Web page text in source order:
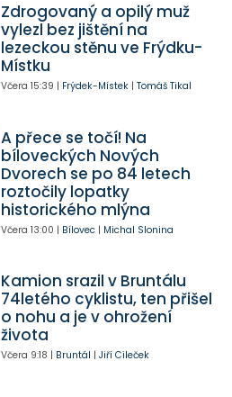
Zdrogovaný a opilý muž
vylezl bez jištění na
lezeckou stěnu ve Frýdku-
Místku
Včera 15:39 | Frýdek-Místek| Tomáš Tikal
A přece se točí! Na
bíloveckých Nových
Dvorech se po 84 letech
roztočily lopatky
historického mlýna
Včera 13:00 | Bílovec| Michal Slonina
Kamion srazil v Bruntálu
74letého cyklistu, ten přišel
o nohu a je v ohrožení
života
Včera 9:18 | Bruntál | Jiří Cileček